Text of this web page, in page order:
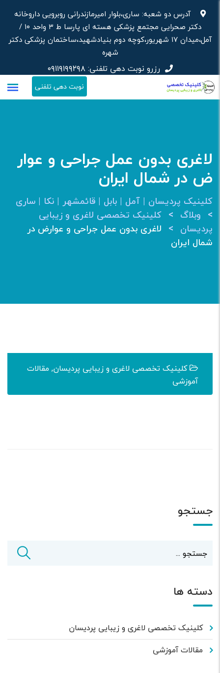
محتوا
آدرس دو شعبه: ساری،بلوار امیرمازندرانی روبرویی داروخانه‌
دکتر صحرایی مجتمع پزشکی هسته ای پارسا ط ۳ واحد ۱۰ /
آمل،میدان ۱۷ شهریور،کوچه دوم بنیادشهید،ساختمان پزشکی دکتر
شهره
رزرو نوبت دهی تلفنی:۰۹۱۱۹۱۹۹۲۹۸
نوبت دهی تلفنی
لاغری بدون عمل جراحی و عوار
ض در شمال ایران
کلینیک پردیسان | آمل | بابل | قائمشهر | نکا | ساری
> وبلاگ > کلینیک تخصصی لاغری و زیبایی
پردیسان
>
لاغری بدون عمل جراحی و عوارض در
شمال ایران
کلینیک تخصصی لاغری و زیبایی پردیسان, مقالات
آموزشی
جستجو
دسته ها
کلینیک تخصصی لاغری و زیبایی پردیسان
مقالات آموزشی